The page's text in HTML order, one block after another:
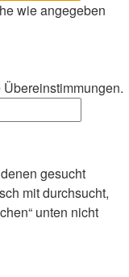
wie angegeben
gesucht
mit durchsucht,
unten nicht